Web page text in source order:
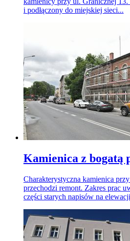
i podłączony do miejskiej sieci...
Kamienica z bogatą
Charakterystyczna kamienica
przechodzi remont. Zakres prac
części starych napisów na